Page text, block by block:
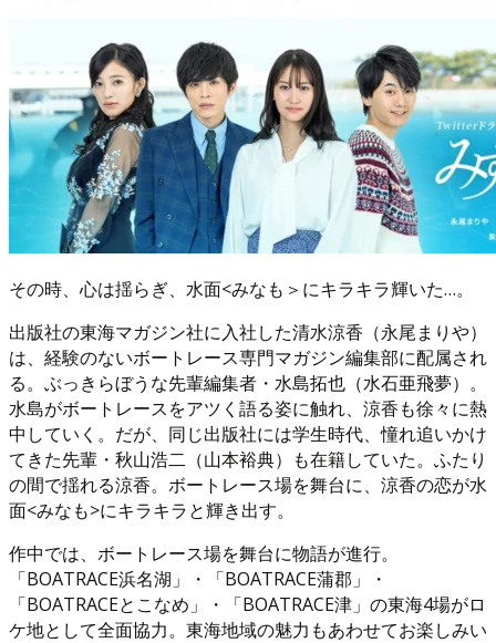
その時、心は揺らぎ、水面<みなも＞にキラキラ輝いた…。
出版社の東海マガジン社に入社した清水涼香（永尾まりや）
は、経験のないボートレース専門マガジン編集部に配属され
る。ぶっきらぼうな先輩編集者・水島拓也（水石亜飛夢）。
水島がボートレースをアツく語る姿に触れ、涼香も徐々に熱
中していく。だが、同じ出版社には学生時代、憧れ追いかけ
てきた先輩・秋山浩二（山本裕典）も在籍していた。ふたり
の間で揺れる涼香。ボートレース場を舞台に、涼香の恋が水
面<みなも>にキラキラと輝き出す。
作中では、ボートレース場を舞台に物語が進行。
「BOATRACE浜名湖」・「BOATRACE蒲郡」・
「BOATRACEとこなめ」・「BOATRACE津」の東海4場がロ
ケ地として全面協力。東海地域の魅力もあわせてお楽しみい